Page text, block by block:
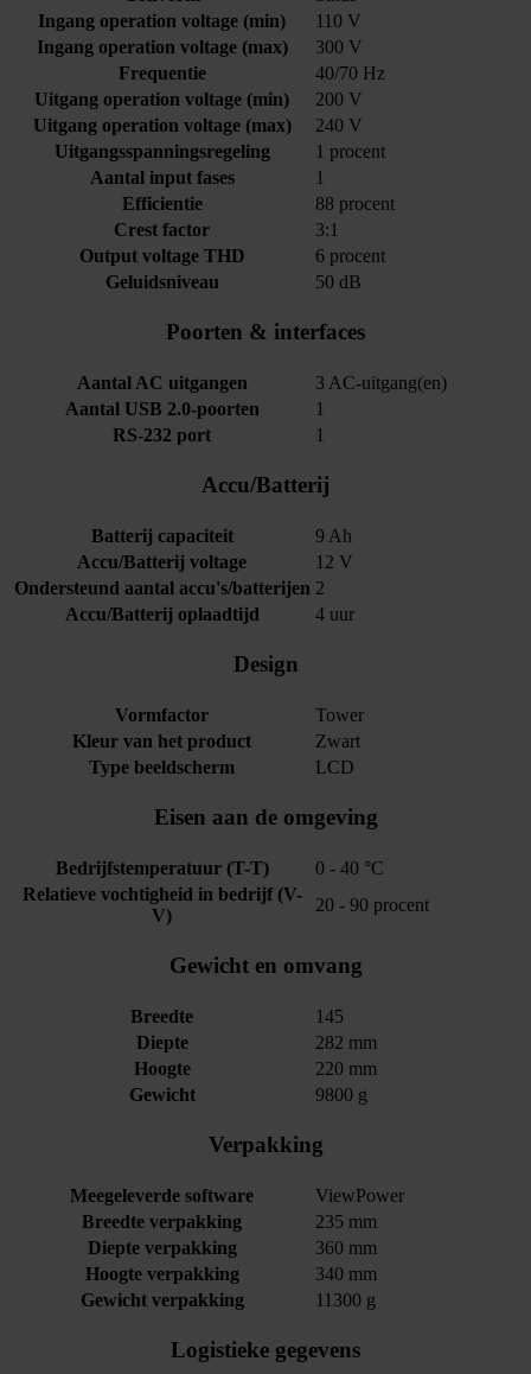
Ingang operation voltage (min)
110 V
Ingang operation voltage (max)
300 V
Frequentie
40/70 Hz
Uitgang operation voltage (min)
200 V
Uitgang operation voltage (max)
240 V
Uitgangsspanningsregeling
1 procent
Aantal input fases
1
Efficientie
88 procent
Crest factor
3:1
Output voltage THD
6 procent
Geluidsniveau
50 dB
Poorten & interfaces
Aantal AC uitgangen
3 AC-uitgang(en)
Aantal USB 2.0-poorten
1
RS-232 port
1
Accu/Batterij
Batterij capaciteit
9 Ah
Accu/Batterij voltage
12 V
Ondersteund aantal accu's/batterijen 2
Accu/Batterij oplaadtijd
4 uur
Design
Vormfactor
Tower
Kleur van het product
Zwart
Type beeldscherm
LCD
Eisen aan de omgeving
Bedrijfstemperatuur (T-T)
0 - 40 °C
Relatieve vochtigheid in bedrijf (V-
V)
20 - 90 procent
Gewicht en omvang
Breedte
145
Diepte
282 mm
Hoogte
220 mm
Gewicht
9800 g
Verpakking
Meegeleverde software
ViewPower
Breedte verpakking
235 mm
Diepte verpakking
360 mm
Hoogte verpakking
340 mm
Gewicht verpakking
11300 g
Logistieke gegevens